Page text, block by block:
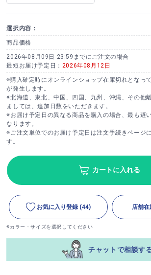
選択内容：
商品価格
2026年08月09日 23:59までにご注文の場合
最短お届け予定日： 2026年08月12日
※購入確定時にオンラインショップ在庫切れとなっ
が発生します。
※北海道、東北、中国、四国、九州、沖縄、その他
ましては、追加日数をいただきます。
※お届け予定日の異なる商品を購入の場合、最も遅
なります。
※ご注文単位でのお届け予定日は注文手続きページ
す。
カートに入れる
お気に入り登録 (44) 店舗
※カラー・サイズを選択してください
チャットで相談す